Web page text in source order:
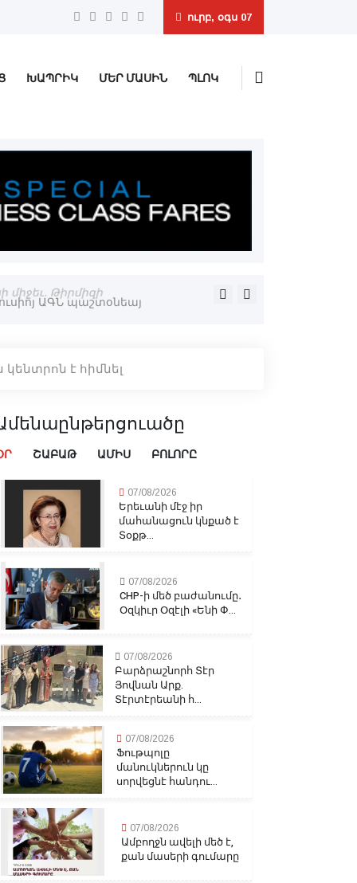
ուրբ, օգս 07
ԽԱՊՐԻԿ ՄԵՐ ՄԱՍԻՆ ՊԼՈԿ
Թիրմիզի Պաքուի վերաքննիչ
է հիմնել
ՇԱԲԱԹ ԱՄԻՍ ԲՈԼՈՐԸ
07/08/2026
Երեւանի մէջ իր
մահանացուն կնքած է
Տօքթ...
07/08/2026
CHP-ի մեծ բաժանումը․
Օզկիւր Օզէլի «Ենի Փ...
07/08/2026
Բարձրաշնորհ Տէր
Յովնան Արք.
Տէրտէրեանի հ...
07/08/2026
Ֆութպոլը
մանուկներուն կը
սորվեցնէ հանդու...
07/08/2026
Ամբողջն ավելի մեծ է,
քան մասերի գումարը